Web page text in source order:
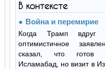
В контексте
Война и перемирие
Когда Трамп вдруг
оптимистичное
сказал, что готов
Исламабад, но визит в